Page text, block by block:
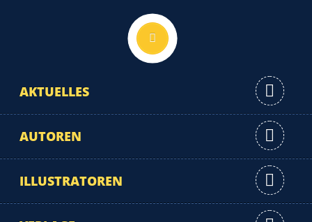
AKTUELLES
AUTOREN
ILLUSTRATOREN